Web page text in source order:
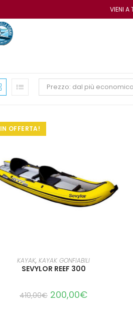
VIENI A
Prezzo: dal più economico
IN OFFERTA!
AGGIUNGI AL CARRELLO
KAYAK, KAYAK GONFIABILI
SEVYLOR REEF 300
410,00€ 200,00€